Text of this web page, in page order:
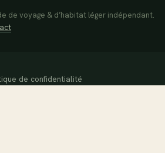
de voyage & d’habitat léger indépendant.
de confidentialité